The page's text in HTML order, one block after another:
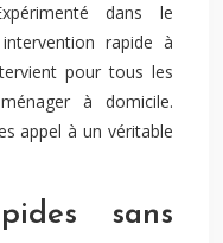
dans le
rapide à
pour tous les
à domicile.
appel à un véritable
sans